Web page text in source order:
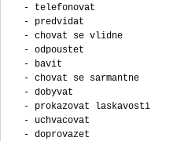
- telefonovat
- predvidat
- chovat se vlidne
- odpoustet
- bavit
- chovat se sarmantne
- dobyvat
- prokazovat laskavosti
- uchvacovat
- doprovazet